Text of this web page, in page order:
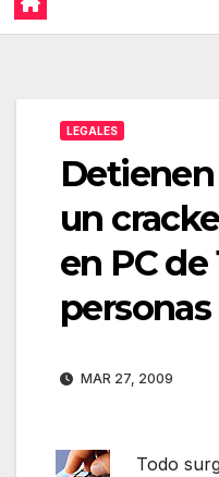
LEGALES
Detienen
un
en PC de
personas
MAR 27, 2009
Todo